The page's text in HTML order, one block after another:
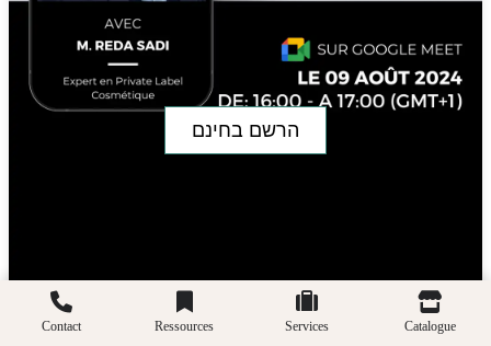
הרשם בחינם
Catalogue
Services
Ressources
Contact